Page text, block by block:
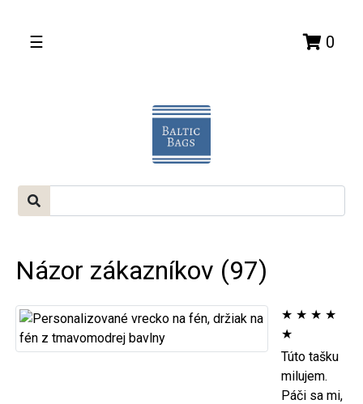
☰ 0
Názor zákazníkov (97)
★ ★ ★ ★
★
Túto tašku
milujem.
Páči sa mi,